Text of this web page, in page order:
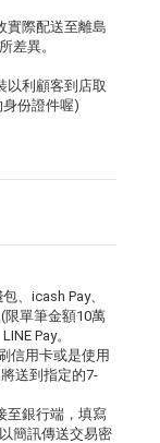
實際配送至離島
差異。
以利顧客到店取
份證件喔)
、icash Pay、
限單筆金額10萬
Pay。
信用卡或是使用
送到指定的7-
至銀行端，填寫
簡訊傳送交易密